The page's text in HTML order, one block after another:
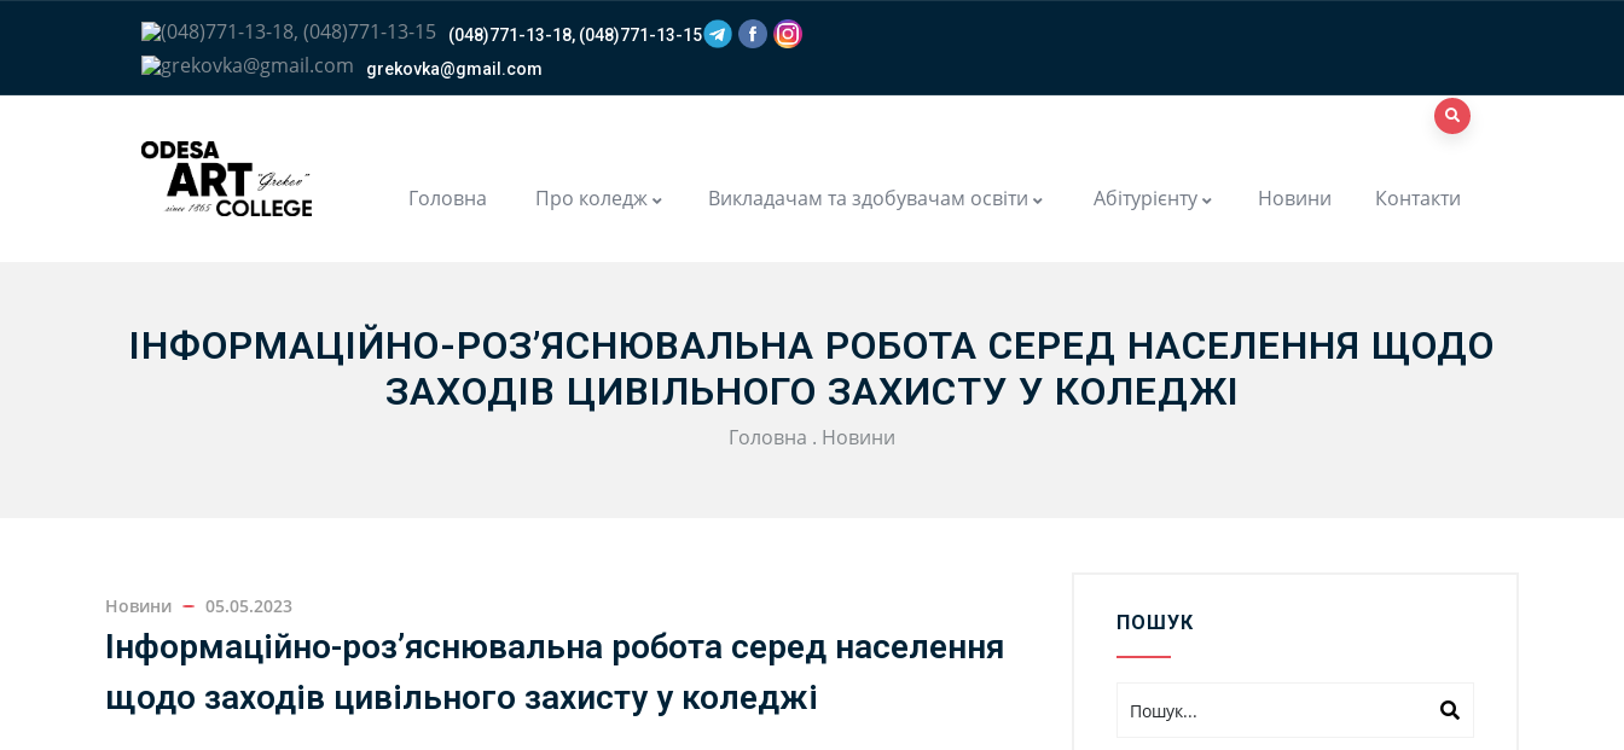
(048)771-13-18, (048)771-13-15
grekovka@gmail.сom
Головна Про коледж Викладачам та здобувачам освіти Абітурієнту Новини Контакти
ІНФОРМАЦІЙНО-РОЗ’ЯСНЮВАЛЬНА РОБОТА СЕРЕД НАСЕЛЕННЯ ЩОДО
ЗАХОДІВ ЦИВІЛЬНОГО ЗАХИСТУ У КОЛЕДЖІ
Головна . Новини
Новини 05.05.2023
Інформаційно-роз’яснювальна робота серед населення
щодо заходів цивільного захисту у коледжі
ПОШУК